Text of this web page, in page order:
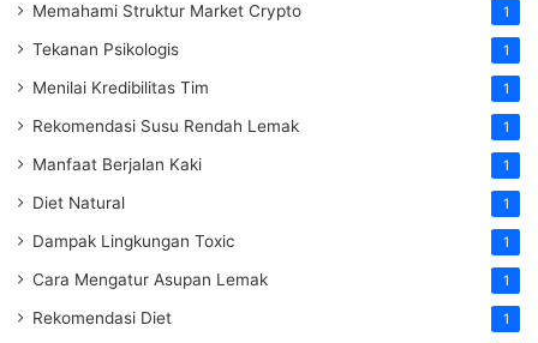
Memahami Struktur Market Crypto 1
Tekanan Psikologis 1
Menilai Kredibilitas Tim 1
Rekomendasi Susu Rendah Lemak 1
Manfaat Berjalan Kaki 1
Diet Natural 1
Dampak Lingkungan Toxic 1
Cara Mengatur Asupan Lemak 1
Rekomendasi Diet 1